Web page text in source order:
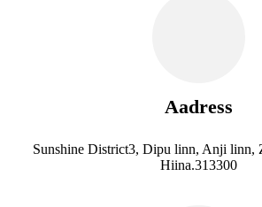
Aadress
Sunshine District3, Dipu linn, Anji linn,
Hiina.313300